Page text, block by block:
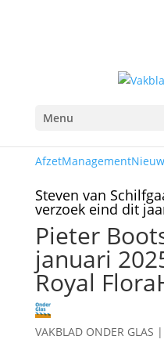
Menu
AfzetManagement
Steven van
verzoek eind dit
Pieter
januari
Royal
VAKBLAD ONDER GLAS |